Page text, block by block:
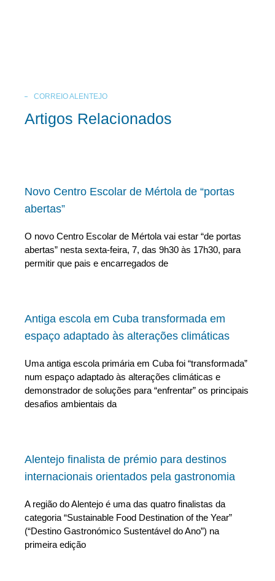
CORREIO ALENTEJO
Artigos Relacionados
Novo Centro Escolar de Mértola de “portas
abertas”
O novo Centro Escolar de Mértola vai estar “de portas
abertas” nesta sexta-feira, 7, das 9h30 às 17h30, para
permitir que pais e encarregados de
Antiga escola em Cuba transformada em
espaço adaptado às alterações climáticas
Uma antiga escola primária em Cuba foi “transformada”
num espaço adaptado às alterações climáticas e
demonstrador de soluções para “enfrentar” os principais
desafios ambientais da
Alentejo finalista de prémio para destinos
internacionais orientados pela gastronomia
A região do Alentejo é uma das quatro finalistas da
categoria “Sustainable Food Destination of the Year”
(“Destino Gastronómico Sustentável do Ano”) na
primeira edição